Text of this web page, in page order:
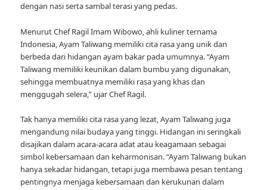
dengan nasi serta sambal terasi yang pedas.
Menurut Chef Ragil Imam Wibowo, ahli kuliner ternama
Indonesia, Ayam Taliwang memiliki cita rasa yang unik dan
berbeda dari hidangan ayam bakar pada umumnya. “Ayam
Taliwang memiliki keunikan dalam bumbu yang digunakan,
sehingga membuatnya memiliki rasa yang khas dan
menggugah selera,” ujar Chef Ragil.
Tak hanya memiliki cita rasa yang lezat, Ayam Taliwang juga
mengandung nilai budaya yang tinggi. Hidangan ini seringkali
disajikan dalam acara-acara adat atau keagamaan sebagai
simbol kebersamaan dan keharmonisan. “Ayam Taliwang bukan
hanya sekadar hidangan, tetapi juga membawa pesan tentang
pentingnya menjaga kebersamaan dan kerukunan dalam